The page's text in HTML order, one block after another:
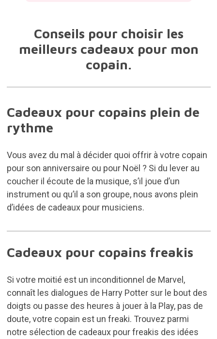
Conseils pour choisir les
meilleurs cadeaux pour mon
copain.
Cadeaux pour copains plein de
rythme
Vous avez du mal à décider quoi offrir à votre copain
pour son anniversaire ou pour Noël ? Si du lever au
coucher il écoute de la musique, s’il joue d’un
instrument ou qu’il a son groupe, nous avons plein
d’idées de cadeaux pour musiciens.
Cadeaux pour copains freakis
Si votre moitié est un inconditionnel de Marvel,
connaît les dialogues de Harry Potter sur le bout des
doigts ou passe des heures à jouer à la Play, pas de
doute, votre copain est un freaki. Trouvez parmi
notre sélection de cadeaux pour freakis des idées